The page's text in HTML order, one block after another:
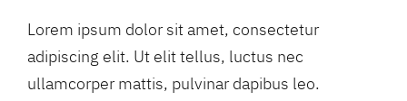
Lorem ipsum dolor sit amet, consectetur
adipiscing elit. Ut elit tellus, luctus nec
ullamcorper mattis, pulvinar dapibus leo.